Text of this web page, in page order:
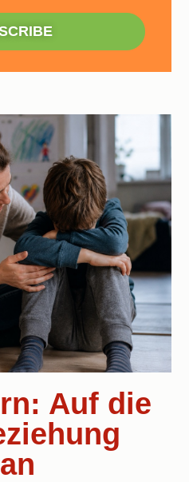
Auf die